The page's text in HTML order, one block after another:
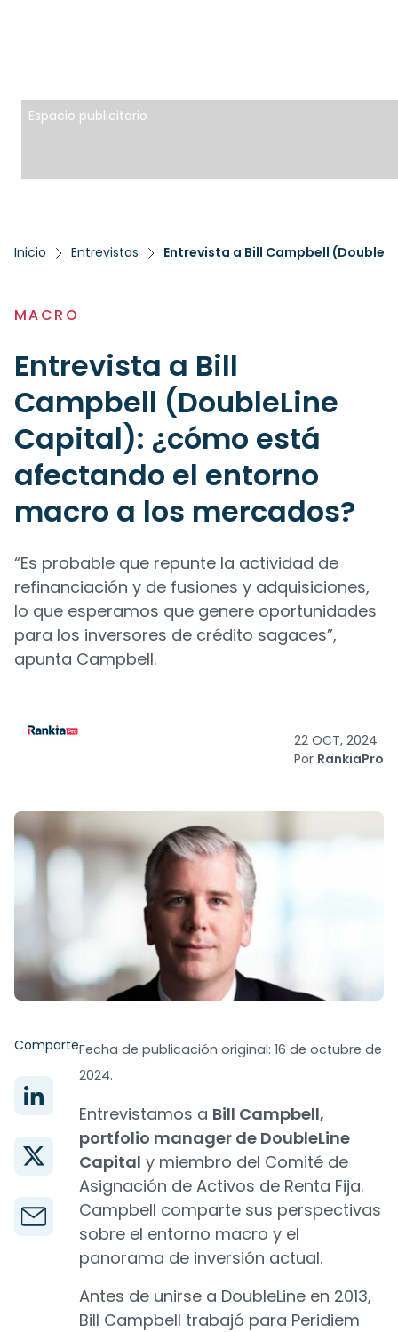
Espacio publicitario
Inicio Entrevistas
MACRO
Entrevista a Bill
Campbell (DoubleLine
Capital): ¿cómo está
afectando el entorno
macro a los mercados?
“Es probable que repunte la actividad de
refinanciación y de fusiones y adquisiciones,
lo que esperamos que genere oportunidades
para los inversores de crédito sagaces”,
apunta Campbell.
22 OCT, 2024
Por RankiaPro
ComparteFecha de publicación original: 16 de octubre de
2024.
Entrevistamos a Bill Campbell,
portfolio manager de DoubleLine
Capital y miembro del Comité de
Asignación de Activos de Renta Fija.
Campbell comparte sus perspectivas
sobre el entorno macro y el
panorama de inversión actual.
Antes de unirse a DoubleLine en 2013,
Bill Campbell trabajó para Peridiem